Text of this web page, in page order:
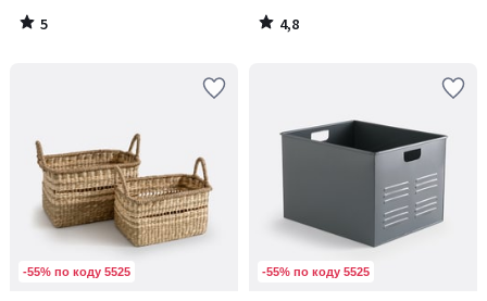
5
/
4,8
/
-55% по коду 5525 -55% по коду 5525